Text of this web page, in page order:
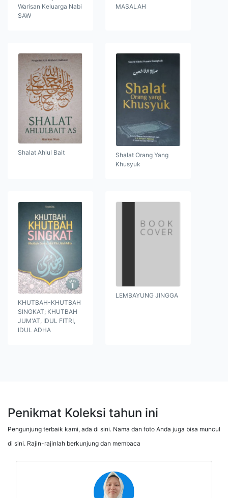
Warisan Keluarga Nabi
SAW
MASALAH
Shalat Ahlul Bait
Shalat Orang Yang
Khusyuk
KHUTBAH-KHUTBAH
SINGKAT; KHUTBAH
JUM'AT, IDUL FITRI,
IDUL ADHA
LEMBAYUNG JINGGA
Penikmat Koleksi tahun ini
Pengunjung terbaik kami, ada di sini. Nama dan foto Anda juga bisa muncul
di sini. Rajin-rajinlah berkunjung dan membaca